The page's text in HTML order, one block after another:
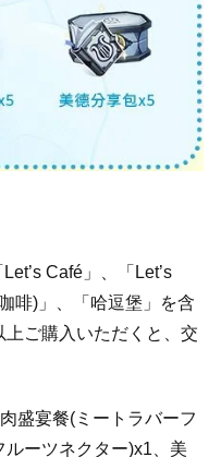
Café」、「Let’s
啡)」、「哈逗堡」を含
ご購入いただくと、交
盛宴餐(ミートラバーフ
ルーツネクター)x1、美